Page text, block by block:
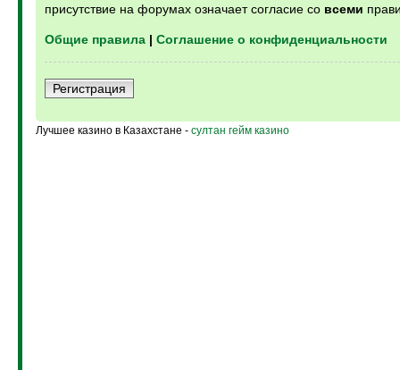
присутствие на форумах означает согласие со всеми
Общие правила| Соглашение о конфиденциальности
Регистрация
Лучшее казино в Казахстане - султан гейм казино